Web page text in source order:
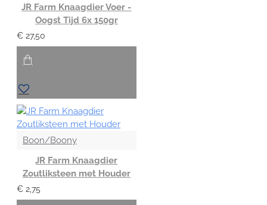
JR Farm Knaagdier Voer -
Oogst Tijd 6x 150gr
€ 27,50
Boon/Boony
JR Farm Knaagdier
Zoutliksteen met Houder
€ 2,75